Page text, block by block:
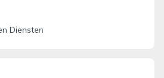
Diensten